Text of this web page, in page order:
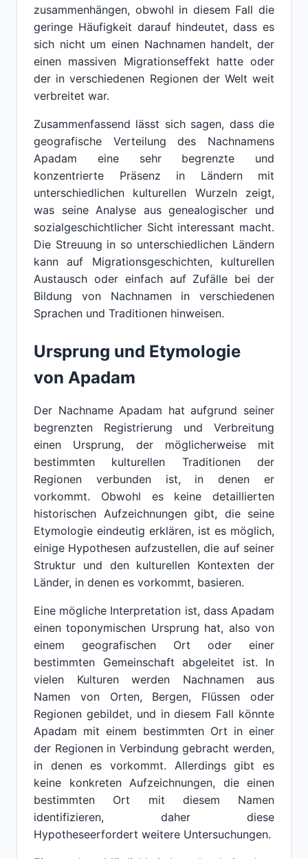
zusammenhängen, obwohl in diesem Fall die
geringe Häufigkeit darauf hindeutet, dass es
sich nicht um einen Nachnamen handelt, der
einen massiven Migrationseffekt hatte oder
der in verschiedenen Regionen der Welt weit
verbreitet war.
Zusammenfassend lässt sich sagen, dass die
geografische Verteilung des Nachnamens
Apadam eine sehr begrenzte und
konzentrierte Präsenz in Ländern mit
unterschiedlichen kulturellen Wurzeln zeigt,
was seine Analyse aus genealogischer und
sozialgeschichtlicher Sicht interessant macht.
Die Streuung in so unterschiedlichen Ländern
kann auf Migrationsgeschichten, kulturellen
Austausch oder einfach auf Zufälle bei der
Bildung von Nachnamen in verschiedenen
Sprachen und Traditionen hinweisen.
Ursprung und Etymologie
von Apadam
Der Nachname Apadam hat aufgrund seiner
begrenzten Registrierung und Verbreitung
einen Ursprung, der möglicherweise mit
bestimmten kulturellen Traditionen der
Regionen verbunden ist, in denen er
vorkommt. Obwohl es keine detaillierten
historischen Aufzeichnungen gibt, die seine
Etymologie eindeutig erklären, ist es möglich,
einige Hypothesen aufzustellen, die auf seiner
Struktur und den kulturellen Kontexten der
Länder, in denen es vorkommt, basieren.
Eine mögliche Interpretation ist, dass Apadam
einen toponymischen Ursprung hat, also von
einem geografischen Ort oder einer
bestimmten Gemeinschaft abgeleitet ist. In
vielen Kulturen werden Nachnamen aus
Namen von Orten, Bergen, Flüssen oder
Regionen gebildet, und in diesem Fall könnte
Apadam mit einem bestimmten Ort in einer
der Regionen in Verbindung gebracht werden,
in denen es vorkommt. Allerdings gibt es
keine konkreten Aufzeichnungen, die einen
bestimmten Ort mit diesem Namen
identifizieren, daher diese
Hypotheseerfordert weitere Untersuchungen.